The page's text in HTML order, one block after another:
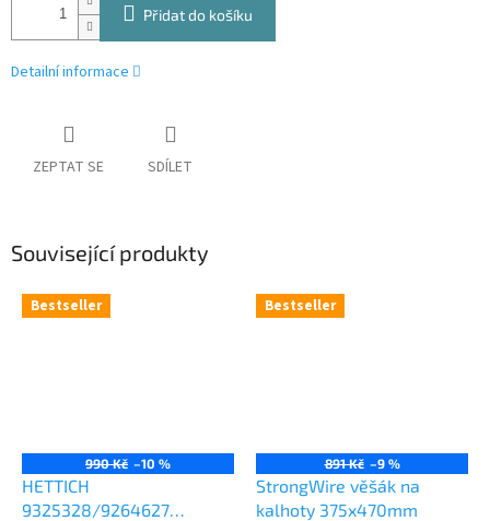
Přidat do košíku
Detailní informace
ZEPTAT SE SDÍLET
Související produkty
Bestseller
990 Kč –10 %
HETTICH
9325328/9264627
Bestseller
891 Kč –9 %
StrongWire věšák na
kalhoty 375x470mm